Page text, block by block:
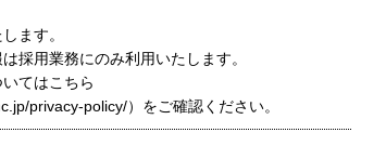
ます。
採用業務にのみ利用いたします。
てはこちら
privacy-policy/）をご確認ください。